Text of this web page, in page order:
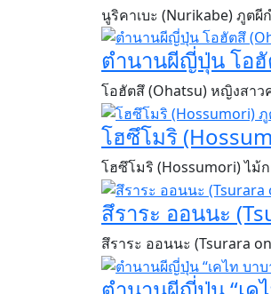
นูริคาเบะ (Nurikabe) ภูต
ตำนานผีญี่ปุ่น โอฮั
โอฮัตสึ (Ohatsu) หญิงสา
โฮซึโมริ
โฮซึโมริ (Hossumori) ไ
สึราระ ออนนะ
สึราระ ออนนะ (Tsurara